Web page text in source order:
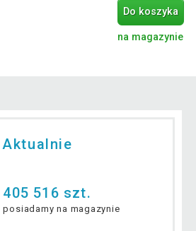
Do koszyka
na magazynie
Aktualnie
405 516 szt.
posiadamy na magazynie